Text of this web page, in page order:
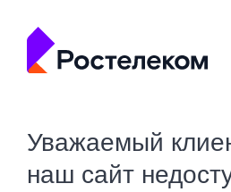
Уважаемый
наш сайт